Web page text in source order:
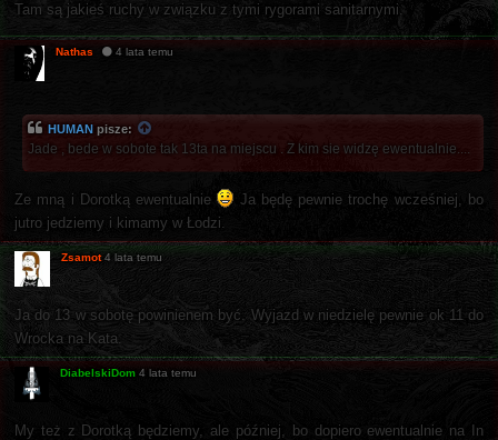
Tam są jakieś ruchy w związku z tymi rygorami sanitarnymi.
Nathas 4 lata temu
HUMAN pisze:
Jade , bede w sobote tak 13ta na miejscu . Z kim sie widzę ewentualnie....
Ze mną i Dorotką ewentualnie
Ja będę pewnie trochę wcześniej, bo
jutro jedziemy i kimamy w Łodzi.
Zsamot 4 lata temu
Ja do 13 w sobotę powinienem być. Wyjazd w niedzielę pewnie ok 11 do
Wrocka na Kata.
DiabelskiDom 4 lata temu
My też z Dorotką będziemy, ale później, bo dopiero ewentualnie na In